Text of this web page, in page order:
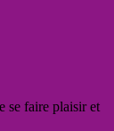
se faire plaisir et